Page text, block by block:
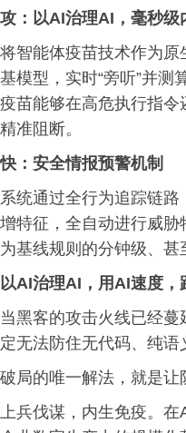
攻：以AI治理AI，毫秒级
将智能体疫苗技术作为
基模型，实时“旁听”并
疫苗能够在高危执行指
精准阻断。
快：安全情报预警机制
系统通过全行为追踪链
增特征，全自动进行威
为基线规则的分钟级、甚
以AI治理AI， 用AI速度，
当黑客的攻击火线已经蔓
定无法防住无代码、纯语
破局的唯一解法，就是
上兵伐谋，内生免疫。